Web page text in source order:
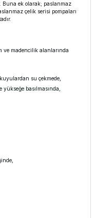
Buna ek olarak; paslanmaz
çelik serisi pompaları
ve madencilik alanlarında
su çekmede,
yükseğe basılmasında,